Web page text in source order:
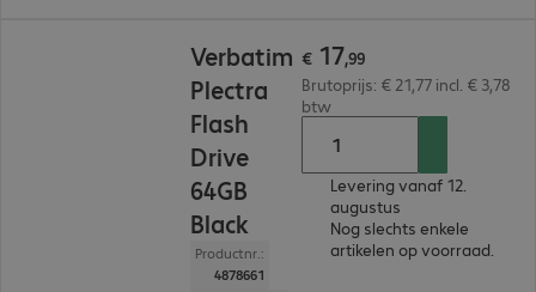
Verbatim
Plectra
Flash
Drive
64GB
Black
Productnr.:
4878661
€ 17,99
Brutoprijs: € 21,77 incl. € 3,78
btw
Levering vanaf 12.
augustus
Nog slechts enkele
artikelen op voorraad.